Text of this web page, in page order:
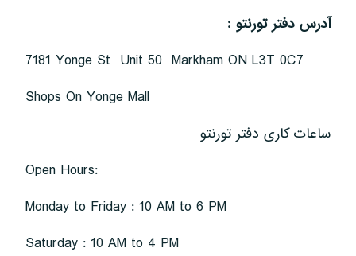
آدرس دفتر تورنتو :
7181 Yonge St Unit 50 Markham ON L3T 0C7
Shops On Yonge Mall
ساعات کاری دفتر تورنتو
Open Hours:
Monday to Friday : 10 AM to 6 PM
Saturday : 10 AM to 4 PM